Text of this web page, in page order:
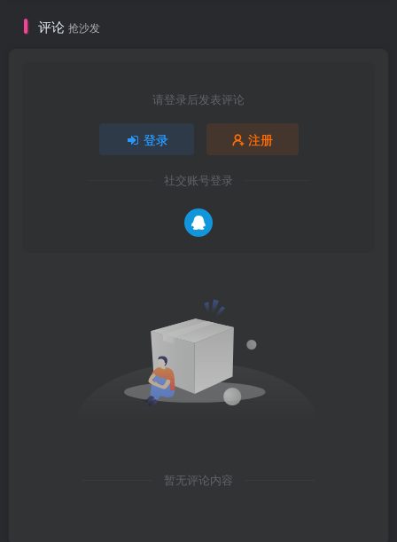
评论 抢沙发
请登录后发表评论
登录 注册
社交账号登录
暂无评论内容